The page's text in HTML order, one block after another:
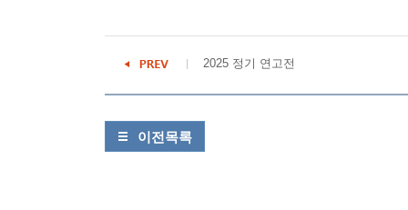
2025 정기 연고전
이전목록